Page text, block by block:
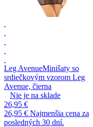
Leg AvenueMinišaty so
srdiečkovým vzorom Leg
Avenue, čierna
Nie je na sklade
26,95 €
26,95 € Najmenšia cena za
posledných 30 dní.